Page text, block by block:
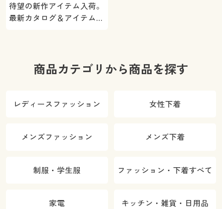
待望の新作アイテム入荷。
最新カタログ＆アイテムを
商品カテゴリから商品を探す
レディースファッション 女性下着
メンズファッション メンズ下着
制服・学生服 ファッション・下着すべて
家電 キッチン・雑貨・日用品